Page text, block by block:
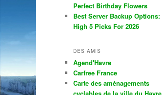
Perfect Birthday Flowers
Best Server Backup Options:
High 5 Picks For 2026
DES AMIS
Agend'Havre
Carfree France
Carte des aménagements